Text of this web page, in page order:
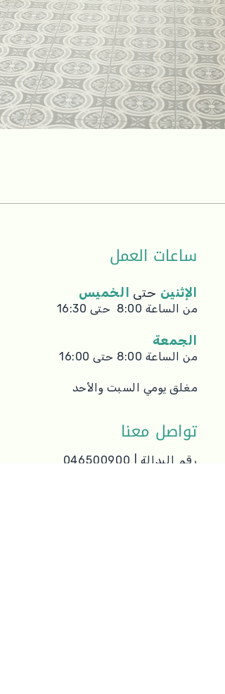
ساعات العمل
الإثنين حتى الخميس
من الساعة 8:00 حتى 16:30
الجمعة
من الساعة 8:00 حتى 16:00
مغلق يومي السبت والأحد
تواصل معنا
رقم البدالة | 046500900